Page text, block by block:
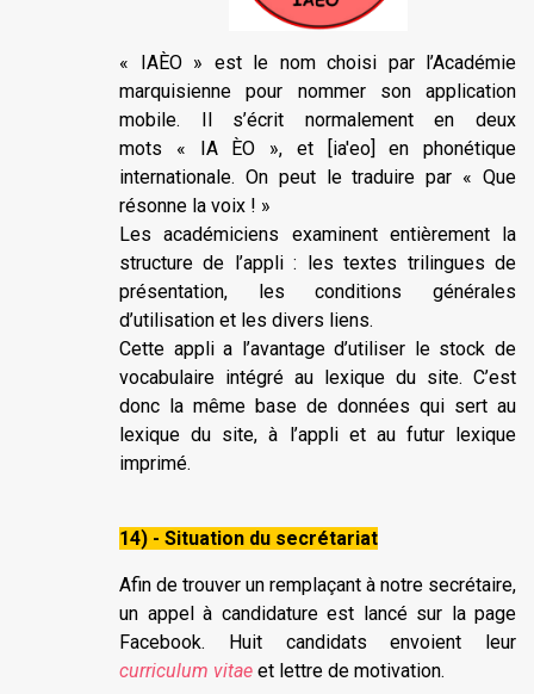
« IAÈO » est le nom choisi par l’Académie
marquisienne pour nommer son application
mobile. Il s’écrit normalement en deux
mots « IA ÈO », et [ia'eo] en phonétique
internationale. On peut le traduire par « Que
résonne la voix ! »
Les académiciens examinent entièrement la
structure de l’appli : les textes trilingues de
présentation, les conditions générales
d’utilisation et les divers liens.
Cette appli a l’avantage d’utiliser le stock de
vocabulaire intégré au lexique du site. C’est
donc la même base de données qui sert au
lexique du site, à l’appli et au futur lexique
imprimé.
14) - Situation du secrétariat
Afin de trouver un remplaçant à notre secrétaire,
un appel à candidature est lancé sur la page
Facebook. Huit candidats envoient leur
curriculum vitae et lettre de motivation.